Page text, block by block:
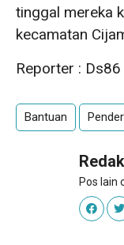
tinggal mereka
kecamatan
Reporter : Ds86
Bantuan
Pos lain